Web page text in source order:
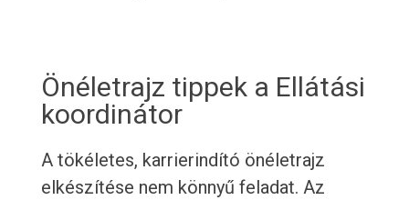
Önéletrajz tippek a Ellátási
koordinátor
A tökéletes, karrierindító önéletrajz
elkészítése nem könnyű feladat. Az